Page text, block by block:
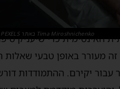
Tima Miroshnichenko באתר PEXELS
האינטימית כדי שיעניק
מעורר באופן טבעי
עבור יקירם. ההתמודדות